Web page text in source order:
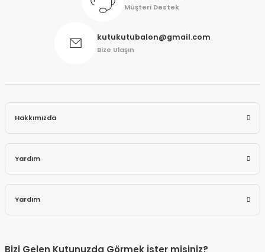
Müşteri Destek
kutukutubalon@gmail.com
Bize Ulaşın
Hakkımızda
Yardım
Yardım
Bizi Gelen Kutunuzda Görmek İster misiniz?